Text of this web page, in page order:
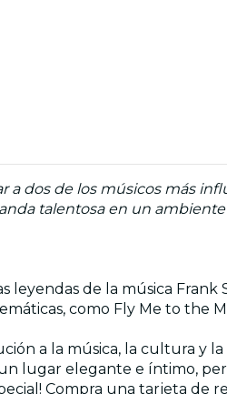
a dos de los músicos más
talentosa en un
leyendas de la música Frank
como Fly Me to
a la música, la cultura y la
lugar elegante e íntimo,
Compra una tarjeta de